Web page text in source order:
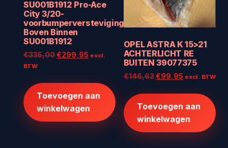
SU001B1912 Pro-Ace
City 3/20-
voorbumperversteviging
Boven Binnen
SU001B1912
€335,00Oorspronkelijke
€299,95 Huidige
€299,95.
excl.
BTW
Toevoegen aan
winkelwagen
OPEL ASTRA K 15>21
ACHTERLICHT RE
BUITEN 39077375
€146,62 Oorspronkelijke
€146,62.
€99,95Huidige
€99,95.
excl. BTW
Toevoegen aan
winkelwagen